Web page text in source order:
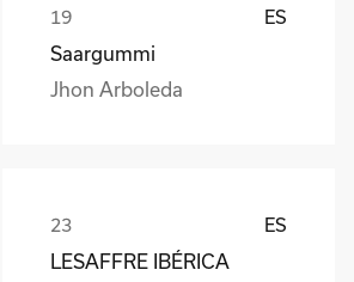
ES
Saargummi
Jhon Arboleda
ES
LESAFFRE IBÉRICA